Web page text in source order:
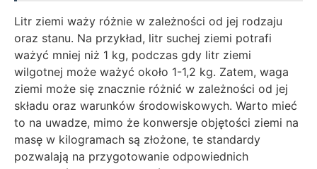
Litr ziemi waży różnie w zależności od jej rodzaju
oraz stanu. Na przykład, litr suchej ziemi potrafi
ważyć mniej niż 1 kg, podczas gdy litr ziemi
wilgotnej może ważyć około 1-1,2 kg. Zatem, waga
ziemi może się znacznie różnić w zależności od jej
składu oraz warunków środowiskowych. Warto mieć
to na uwadze, mimo że konwersje objętości ziemi na
masę w kilogramach są złożone, te standardy
pozwalają na przygotowanie odpowiednich